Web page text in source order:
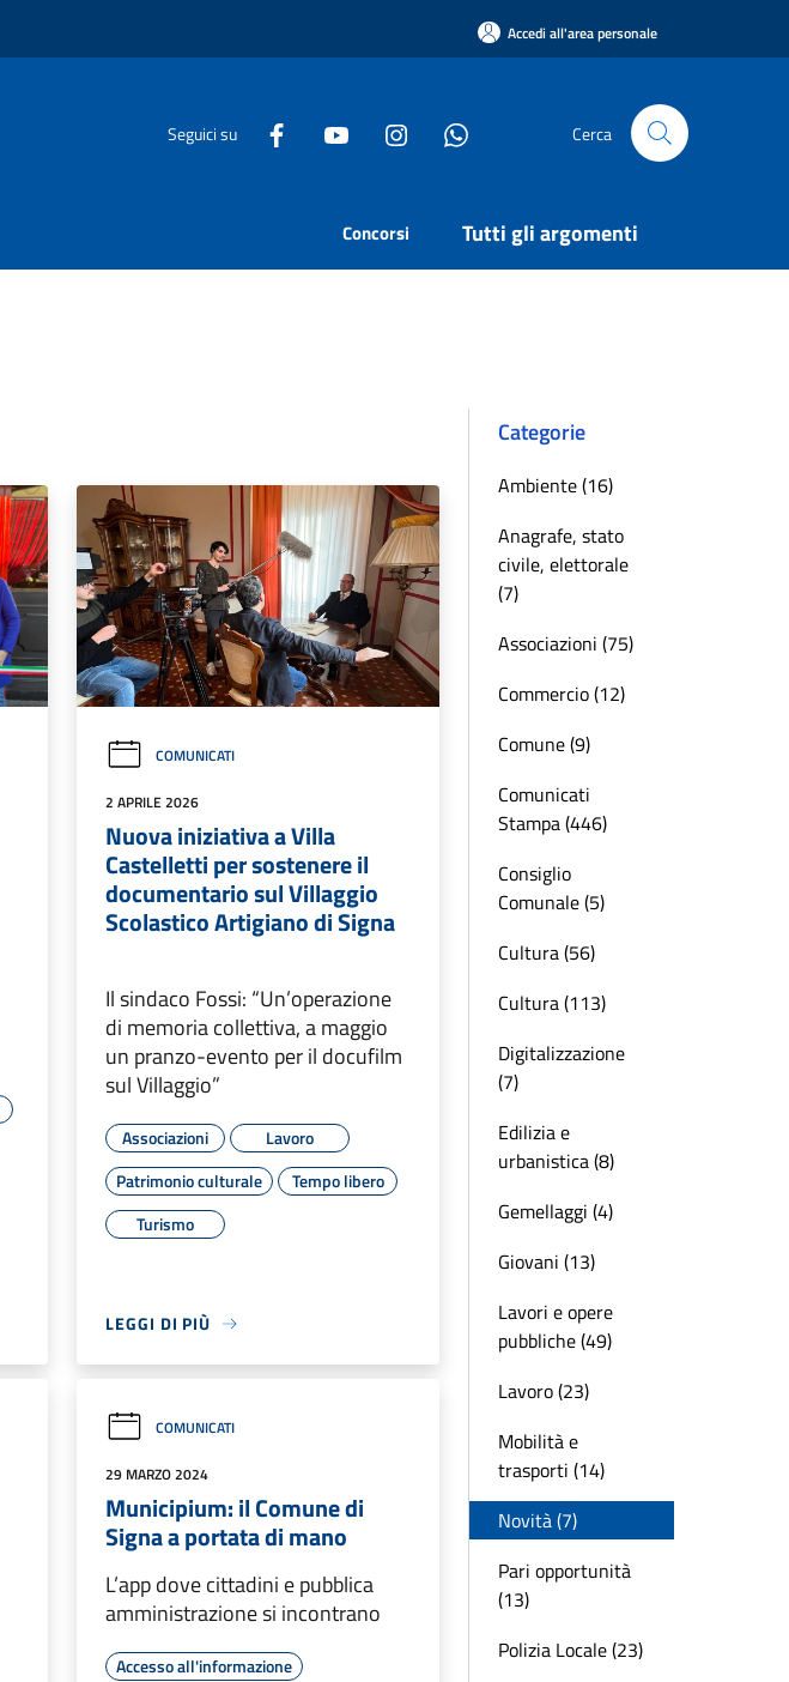
Accedi all'area personale
Seguici su Cerca
Concorsi Tutti gli argomenti
COMUNICATI
2 APRILE 2026
Nuova iniziativa a Villa
Castelletti per sostenere il
documentario sul Villaggio
Scolastico Artigiano di Signa
Il sindaco Fossi: “Un’operazione
di memoria collettiva, a maggio
un pranzo-evento per il docufilm
sul Villaggio”
Associazioni
Lavoro
Patrimonio culturale
Tempo libero
Turismo
LEGGI DI PIÙ
COMUNICATI
29 MARZO 2024
Municipium: il Comune di
Signa a portata di mano
L’app dove cittadini e pubblica
amministrazione si incontrano
Accesso all'informazione
Categorie
Ambiente (16)
Anagrafe, stato
civile, elettorale
(7)
Associazioni (75)
Commercio (12)
Comune (9)
Comunicati
Stampa (446)
Consiglio
Comunale (5)
Cultura (56)
Cultura (113)
Digitalizzazione
(7)
Edilizia e
urbanistica (8)
Gemellaggi (4)
Giovani (13)
Lavori e opere
pubbliche (49)
Lavoro (23)
Mobilità e
trasporti (14)
Novità (7)
Pari opportunità
(13)
Polizia Locale (23)